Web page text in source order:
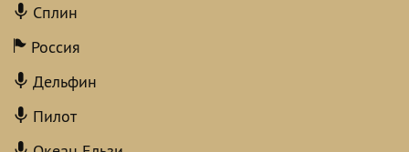
Сплин
Россия
Дельфин
Пилот